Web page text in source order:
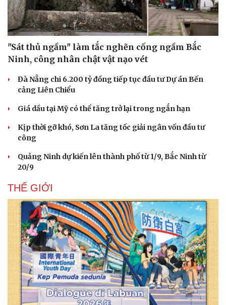
"Sát thủ ngầm" làm tắc nghẽn cống ngầm Bắc
Ninh, công nhân chật vật nạo vét
Đà Nẵng chi 6.200 tỷ đồng tiếp tục đầu tư Dự án Bến
cảng Liên Chiểu
Giá dầu tại Mỹ có thể tăng trở lại trong ngắn hạn
Kịp thời gỡ khó, Sơn La tăng tốc giải ngân vốn đầu tư
công
Quảng Ninh dự kiến lên thành phố từ 1/9, Bắc Ninh từ
20/9
THẾ GIỚI